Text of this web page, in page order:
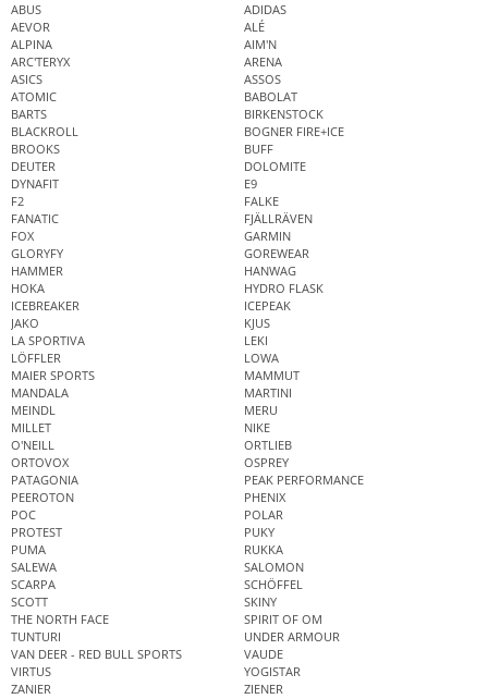
ABUS
ADIDAS
AEVOR
ALÉ
ALPINA
AIM'N
ARC'TERYX
ARENA
ASICS
ASSOS
ATOMIC
BABOLAT
BARTS
BIRKENSTOCK
BLACKROLL
BOGNER FIRE+ICE
BROOKS
BUFF
DEUTER
DOLOMITE
DYNAFIT
E9
F2
FALKE
FANATIC
FJÄLLRÄVEN
FOX
GARMIN
GLORYFY
GOREWEAR
HAMMER
HANWAG
HOKA
HYDRO FLASK
ICEBREAKER
ICEPEAK
JAKO
KJUS
LA SPORTIVA
LEKI
LÖFFLER
LOWA
MAIER SPORTS
MAMMUT
MANDALA
MARTINI
MEINDL
MERU
MILLET
NIKE
O'NEILL
ORTLIEB
ORTOVOX
OSPREY
PATAGONIA
PEAK PERFORMANCE
PEEROTON
PHENIX
POC
POLAR
PROTEST
PUKY
PUMA
RUKKA
SALEWA
SALOMON
SCARPA
SCHÖFFEL
SCOTT
SKINY
THE NORTH FACE
SPIRIT OF OM
TUNTURI
UNDER ARMOUR
VAN DEER - RED BULL SPORTS
VAUDE
VIRTUS
YOGISTAR
ZANIER
ZIENER